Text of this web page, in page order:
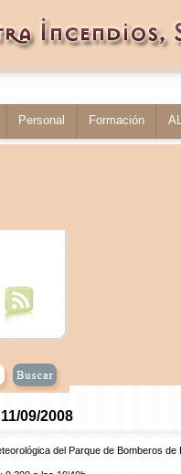
Personal Formación
09/2008
del Parque de Bomberos de